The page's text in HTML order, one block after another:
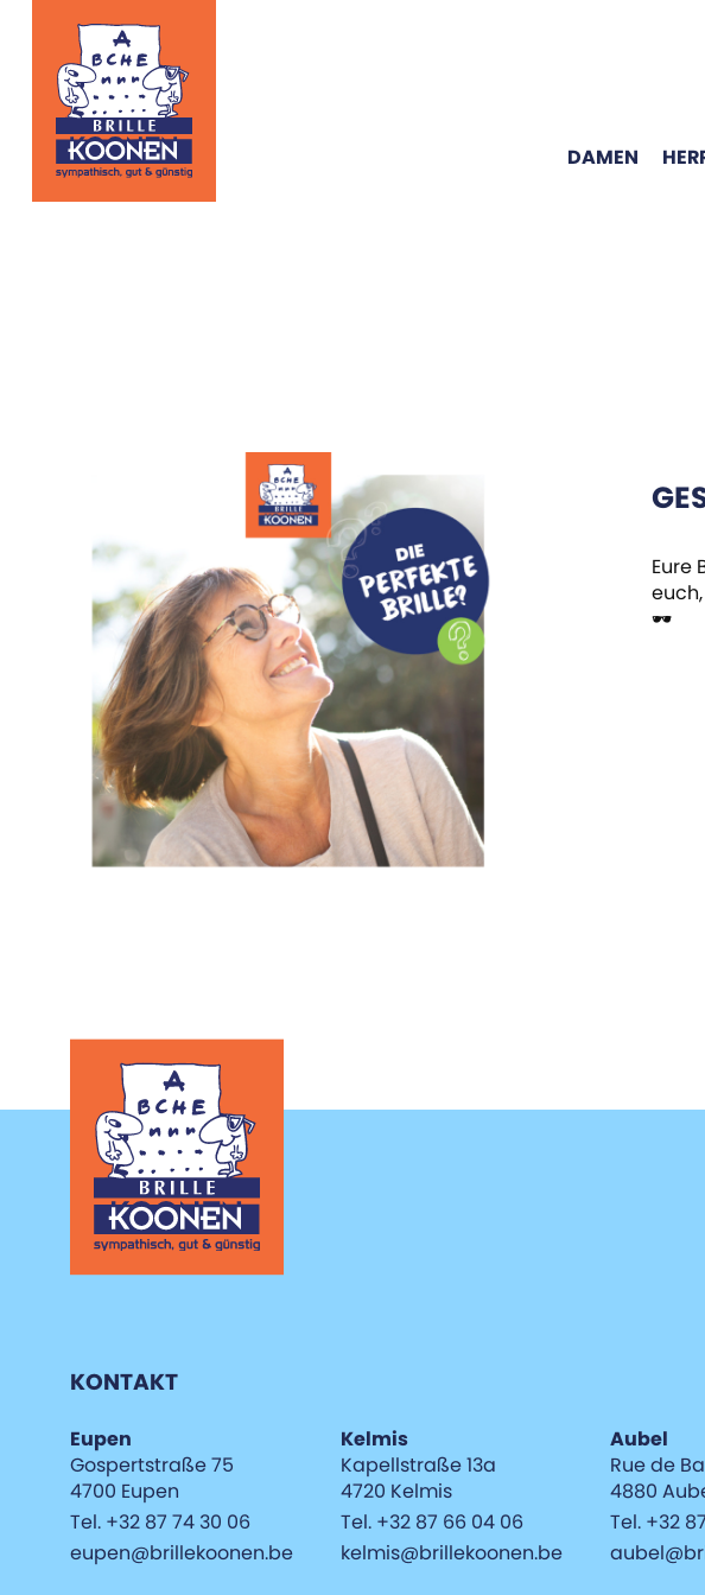
DAMEN
Eure
🕶
KONTAKT
Eupen
Gospertstraße 75
4700 Eupen
Tel. +32 87 74 30 06
eupen@brillekoonen.be
Kelmis
Kapellstraße 13a
4720 Kelmis
Tel. +32 87 66 04 06
kelmis@brillekoonen.be
Aubel
Rue de
4880
Tel. +32